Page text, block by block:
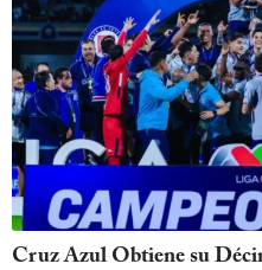
Cruz Azul Obtiene su